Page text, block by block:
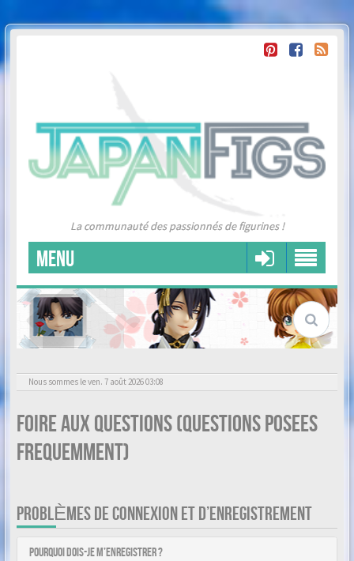
La communauté des passionnés de figurines !
MENU
Nous sommes le ven. 7 août 2026 03:08
Foire aux questions (Questions posees
frequemment)
PROBLÈMES DE CONNEXION ET D’ENREGISTREMENT
Pourquoi dois-je m’enregistrer ?